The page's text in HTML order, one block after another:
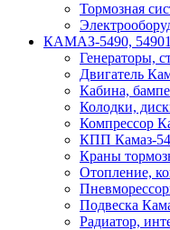
Тормозная
КАМАЗ-5490, 54901
Генераторы,
Двигатель
Кабина,
Колодки,
Компрессор
КПП Камаз-
Краны
Отопление,
Подвеска
Радиатор,